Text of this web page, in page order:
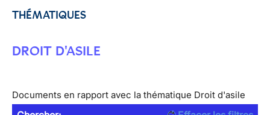
THÉMATIQUES
DROIT D'ASILE
Documents en rapport avec la thématique Droit d'asile